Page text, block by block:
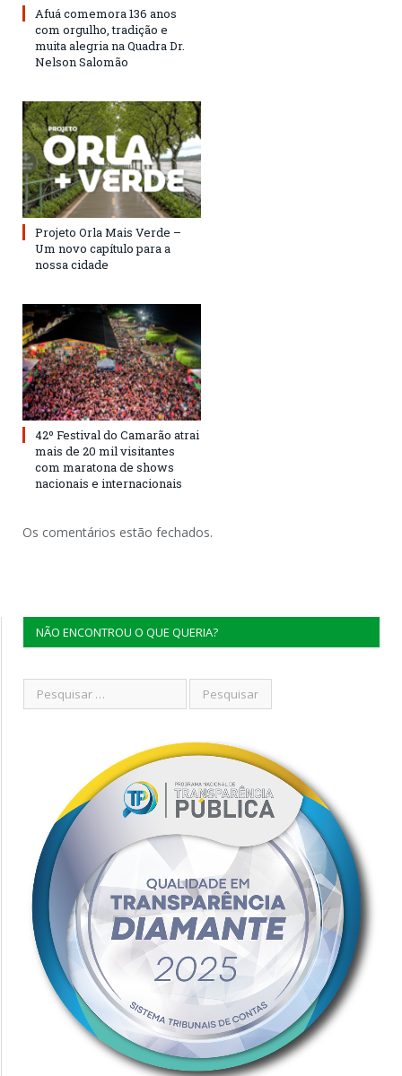
Afuá comemora 136 anos
com orgulho, tradição e
muita alegria na Quadra Dr.
Nelson Salomão
Projeto Orla Mais Verde –
Um novo capítulo para a
nossa cidade
42º Festival do Camarão atrai
mais de 20 mil visitantes
com maratona de shows
nacionais e internacionais
Os comentários estão fechados.
NÃO ENCONTROU O QUE QUERIA?